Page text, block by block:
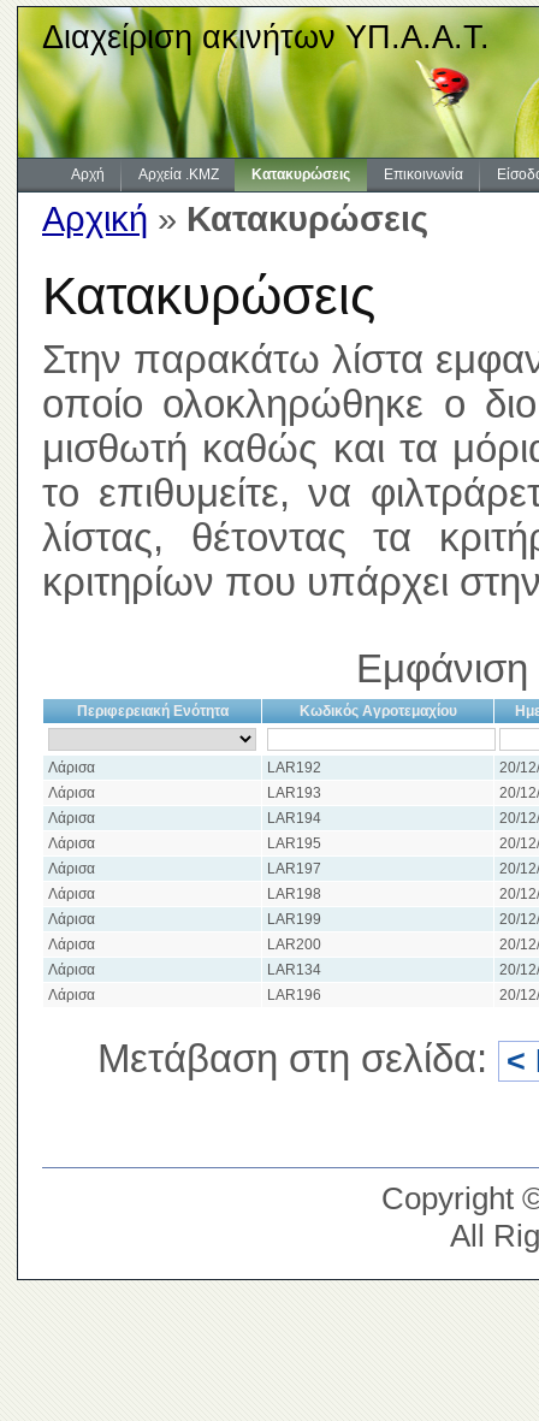
Διαχείριση ακινήτων ΥΠ.Α.Α.Τ.
Αρχή Αρχεία .KMZ Κατακυρώσεις Επικοινωνία
Αρχική » Κατακυρώσεις
Κατακυρώσεις
Στην παρακάτω λίστα
οποίο ολοκληρώθηκε ο
μισθωτή καθώς και τα
το επιθυμείτε, να
λίστας, θέτοντας τα
κριτηρίων που υπάρχει
Περιφερειακή Ενότητα Κωδικός Αγροτεμαχίου
Λάρισα LAR192
20/
Λάρισα
LAR193
20/
Λάρισα
LAR194
20/
Λάρισα
LAR195
20/
Λάρισα
LAR197
20/
Λάρισα
LAR198
20/
Λάρισα
LAR199
20/
Λάρισα
LAR200
20/
Λάρισα
LAR134
20/
Λάρισα
LAR196 20/
Μετάβαση στη σελίδα: <
Copyright
All